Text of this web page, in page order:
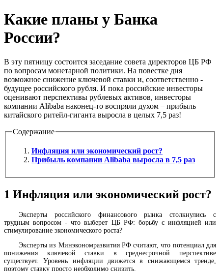
Какие планы у Банка
России?
В эту пятницу состоится заседание совета директоров ЦБ РФ
по вопросам монетарной политики. На повестке дня
возможное снижение ключевой ставки и, соответственно -
будущее российского рубля. И пока российские инвесторы
оценивают перспективы рублевых активов, инвесторы
компании Alibaba наконец-то воспряли духом – прибыль
китайского ритейл-гиганта выросла в целых 7,5 раз!
Содержание
Инфляция или экономический рост?
Прибыль компании Alibaba выросла в 7,5 раз
1 Инфляция или экономический рост?
Эксперты российского финансового рынка столкнулись с
трудным вопросом - что выберет ЦБ РФ: борьбу с инфляцией или
стимулирование экономического роста?
Эксперты из Минэкономразвития РФ считают, что потенциал для
понижения ключевой ставки в среднесрочной перспективе
существует. Уровень инфляции движется в снижающемся тренде,
поэтому ставку просто необходимо снизить.